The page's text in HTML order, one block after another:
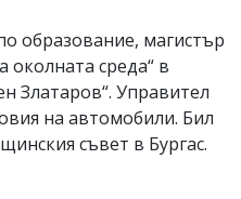
образование, магистър
околната среда“ в
Златаров“. Управител
на автомобили. Бил
съвет в Бургас.